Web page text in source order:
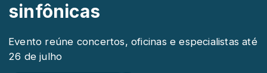
sinfônicas
Evento reúne concertos, oficinas e especialistas até
26 de julho